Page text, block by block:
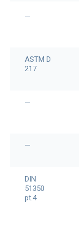
—
ASTM D
217
—
—
DIN
51350
pt.4